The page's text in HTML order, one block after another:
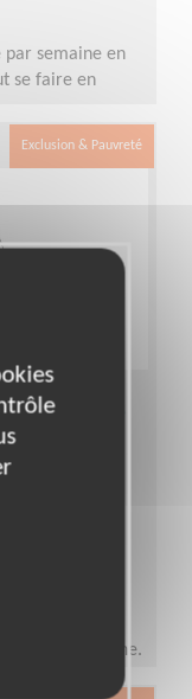
par semaine en
se faire en
Exclusion & Pauvreté
cadre de
Locale de
par semaine.